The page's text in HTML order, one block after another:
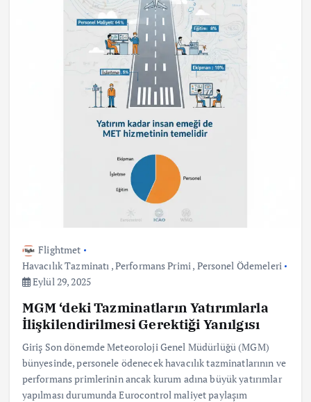
Flightmet
Havacılık Tazminatı ,Performans Primi , Personel Ödemeleri
Eylül 29, 2025
MGM ‘deki Tazminatların Yatırımlarla
İlişkilendirilmesi Gerektiği Yanılgısı
Giriş Son dönemde Meteoroloji Genel Müdürlüğü (MGM)
bünyesinde, personele ödenecek havacılık tazminatlarının ve
performans primlerinin ancak kurum adına büyük yatırımlar
yapılması durumunda Eurocontrol maliyet paylaşım